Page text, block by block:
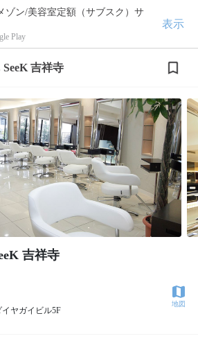
ゾン/美容室定額（サブスク）サ
Play
表示
吉祥寺
吉祥寺
ヤガイビル5F
地図